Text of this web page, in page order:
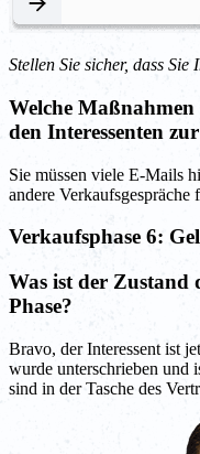
Stellen Sie sicher, dass
Welche
den Interessenten
Sie müssen viele E-Mails
andere Verkaufsgespräche
Verkaufsphase 6:
Was ist der Zustand
Phase?
Bravo, der Interessent ist
wurde unterschrieben und
sind in der Tasche des